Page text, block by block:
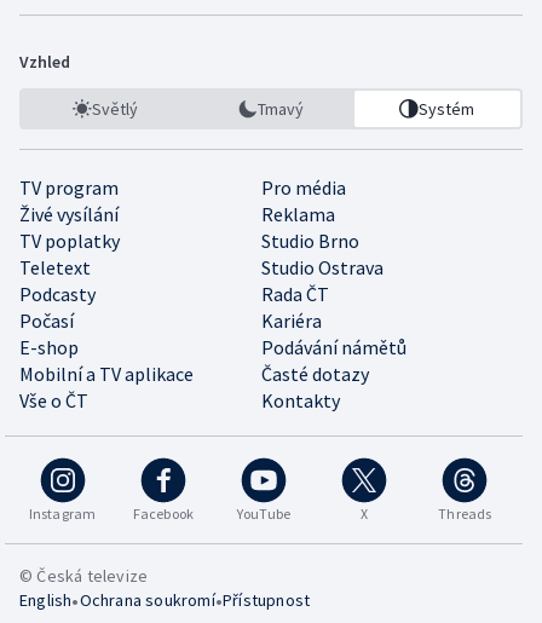
Vzhled
Světlý Tmavý Systém
TV program
Pro média
Živé vysílání
Reklama
TV poplatky
Studio Brno
Teletext
Studio Ostrava
Podcasty
Rada ČT
Počasí
Kariéra
E-shop
Podávání námětů
Mobilní a TV aplikace
Časté dotazy
Vše o ČT
Kontakty
Instagram Facebook YouTube X Threads
© Česká televize
English•Ochrana soukromí•Přístupnost